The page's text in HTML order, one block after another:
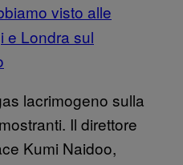
visto alle
e Londra sul
lacrimogeno sulla
Il direttore
Kumi Naidoo,